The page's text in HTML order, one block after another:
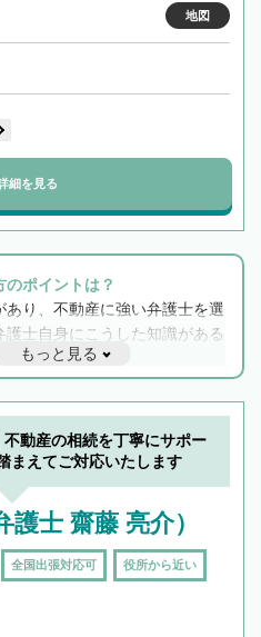
地図
細を見る
ポイントは？
あり、不動産に強い弁護士を選
護士自身にこうした知識がある
携もスムーズに進み、トラブル
相続をトータルで任せることが
、相続は感情がからむ分野なの
重要です。実際に電話や面談
会話をしてウマが合う方に依
もっと見る
不動産の相続を丁寧にサポー
まえてご対応いたします
士 齋藤 亮介）
全国出張対応可 役所から近い